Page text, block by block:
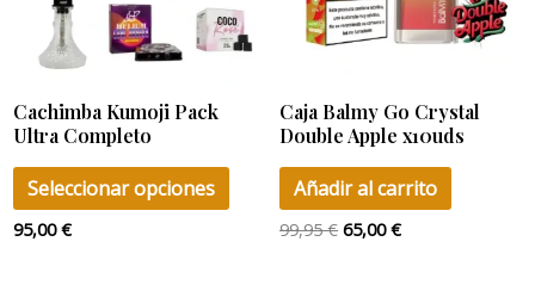
Cachimba Kumoji Pack
Ultra Completo
Seleccionar opciones
Las
opciones
pueden
la
página
95,00€
Caja Balmy Go Crystal
Double Apple x10uds
Añadir al carrito
99,95€ 65,00€